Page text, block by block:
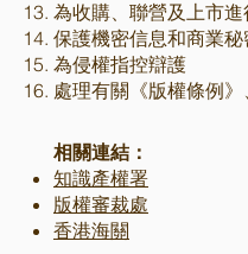
為收購、聯營及上市
保護機密信息和商業秘
為侵權指控辯護
處理有關《版權條例
相關連結：
知識產權署
版權審裁處
香港海關